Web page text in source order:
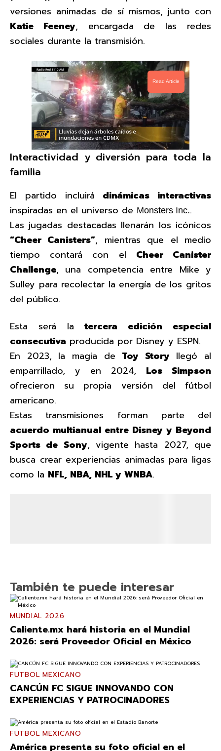
versiones animadas de sí mismos, junto con
Katie Feeney, encargada de las redes
sociales durante la transmisión.
Read Article
Interactividad y diversión para toda la
familia
El partido incluirá dinámicas interactivas
inspiradas en el universo de Monsters Inc..
Las jugadas destacadas llenarán los icónicos
“Cheer Canisters”, mientras que el medio
tiempo contará con el Cheer Canister
Challenge, una competencia entre Mike y
Sulley para recolectar la energía de los gritos
del público.
Esta será latercera edición especial
consecutiva producida por Disney y ESPN.
En 2023, la magia de Toy Story llegó al
emparrillado, y en 2024, Los Simpson
ofrecieron su propia versión del fútbol
americano.
Estas transmisiones forman parte del
acuerdo multianual entre Disney y Beyond
Sports de Sony, vigente hasta 2027, que
busca crear experiencias animadas para ligas
como la NFL, NBA, NHL y WNBA.
También te puede interesar
MUNDIAL 2026
Caliente.mx hará historia en el Mundial
2026: será Proveedor Oficial en México
FUTBOL MEXICANO
CANCÚN FC SIGUE INNOVANDO CON
EXPERIENCIAS Y PATROCINADORES
FUTBOL MEXICANO
América presenta su foto oficial en el